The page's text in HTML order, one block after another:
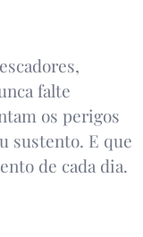
falte
os perigos
sustento. E que
de cada dia.